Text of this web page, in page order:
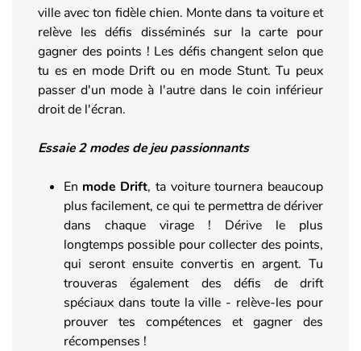
ville avec ton fidèle chien. Monte dans ta voiture et
relève les défis disséminés sur la carte pour
gagner des points ! Les défis changent selon que
tu es en mode Drift ou en mode Stunt. Tu peux
passer d'un mode à l'autre dans le coin inférieur
droit de l'écran.
Essaie 2 modes de jeu passionnants
En mode Drift, ta voiture tournera beaucoup
plus facilement, ce qui te permettra de dériver
dans chaque virage ! Dérive le plus
longtemps possible pour collecter des points,
qui seront ensuite convertis en argent. Tu
trouveras également des défis de drift
spéciaux dans toute la ville - relève-les pour
prouver tes compétences et gagner des
récompenses !